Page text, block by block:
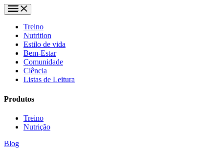
Treino
Nutrition
Estilo de vida
Bem-Estar
Comunidade
Ciência
Listas de Leitura
Produtos
Treino
Nutrição
Blog